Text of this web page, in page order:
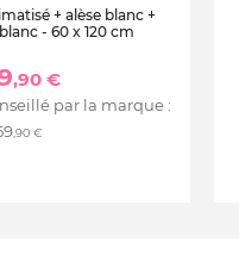
+ alèse blanc +
- 60 x 120 cm
,90 €
par la marque :
,90 €